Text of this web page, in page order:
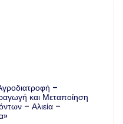
–
και Μεταποίηση
– Αλιεία –